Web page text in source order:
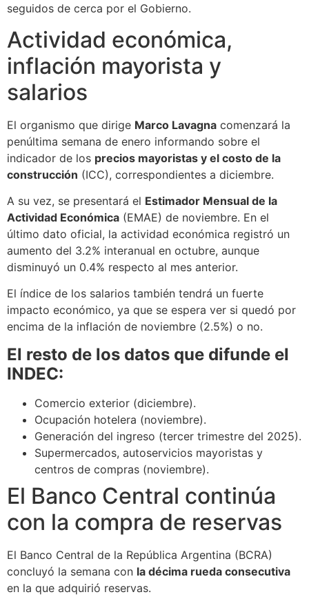
seguidos de cerca por el Gobierno.
Actividad económica,
inflación mayorista y
salarios
El organismo que dirige Marco Lavagna comenzará la
penúltima semana de enero informando sobre el
indicador de los precios mayoristas y el costo de la
construcción (ICC), correspondientes a diciembre.
A su vez, se presentará el Estimador Mensual de la
Actividad Económica (EMAE) de noviembre. En el
último dato oficial, la actividad económica registró un
aumento del 3.2% interanual en octubre, aunque
disminuyó un 0.4% respecto al mes anterior.
El índice de los salarios también tendrá un fuerte
impacto económico, ya que se espera ver si quedó por
encima de la inflación de noviembre (2.5%) o no.
El resto de los datos que difunde el
INDEC:
Comercio exterior (diciembre).
Ocupación hotelera (noviembre).
Generación del ingreso (tercer trimestre del 2025).
Supermercados, autoservicios mayoristas y
centros de compras (noviembre).
El Banco Central continúa
con la compra de reservas
El Banco Central de la República Argentina (BCRA)
concluyó la semana con la décima rueda consecutiva
en la que adquirió reservas.